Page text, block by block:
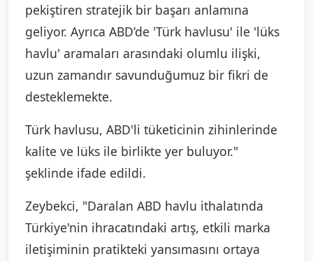
pekiştiren stratejik bir başarı anlamına
geliyor. Ayrıca ABD’de 'Türk havlusu' ile 'lüks
havlu' aramaları arasındaki olumlu ilişki,
uzun zamandır savunduğumuz bir fikri de
desteklemekte.
Türk havlusu, ABD'li tüketicinin zihinlerinde
kalite ve lüks ile birlikte yer buluyor."
şeklinde ifade edildi.
Zeybekci, "Daralan ABD havlu ithalatında
Türkiye'nin ihracatındaki artış, etkili marka
iletişiminin pratikteki yansımasını ortaya